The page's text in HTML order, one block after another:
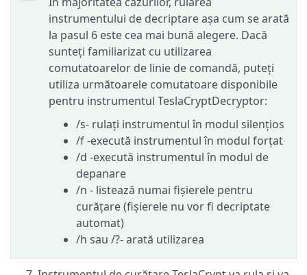
instrumentului de decriptare așa cum se arată
la pasul 6 este cea mai bună alegere. Dacă
sunteți familiarizat cu utilizarea
comutatoarelor de linie de comandă, puteți
utiliza următoarele comutatoare disponibile
pentru instrumentul TeslaCryptDecryptor:
/s- rulați instrumentul în modul silențios
/f -execută instrumentul în modul forțat
/d -execută instrumentul în modul de
depanare
/n - listează numai fișierele pentru
curățare (fișierele nu vor fi decriptate
automat)
/h sau /?- arată utilizarea